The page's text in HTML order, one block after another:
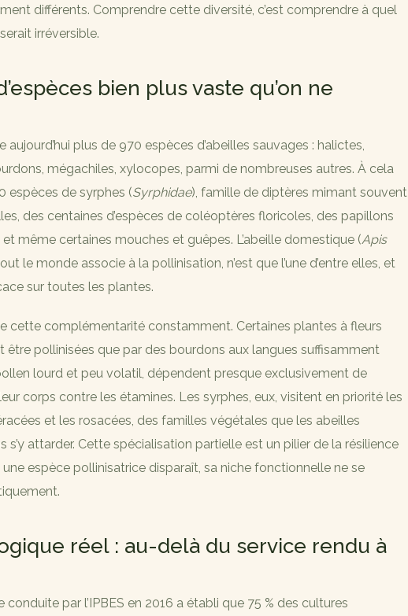
différents. Comprendre cette diversité, c’est comprendre à quel
irréversible.
bien plus vaste qu’on ne
aujourd’hui plus de 970 espèces d’abeilles sauvages : halictes,
mégachiles, xylocopes, parmi de nombreuses autres. À cela
espèces de syrphes (Syrphidae), famille de diptères mimant souvent
des centaines d’espèces de coléoptères floricoles, des papillons
même certaines mouches et guêpes. L’abeille domestique (Apis
le monde associe à la pollinisation, n’est que l’une d’entre elles, et
sur toutes les plantes.
cette complémentarité constamment. Certaines plantes à fleurs
être pollinisées que par des bourdons aux langues suffisamment
lourd et peu volatil, dépendent presque exclusivement de
corps contre les étamines. Les syrphes, eux, visitent en priorité les
et les rosacées, des familles végétales que les abeilles
s’y attarder. Cette spécialisation partielle est un pilier de la résilience
espèce pollinisatrice disparaît, sa niche fonctionnelle ne se
réel : au-delà du service rendu à
conduite par l’IPBES en 2016 a établi que 75 % des cultures